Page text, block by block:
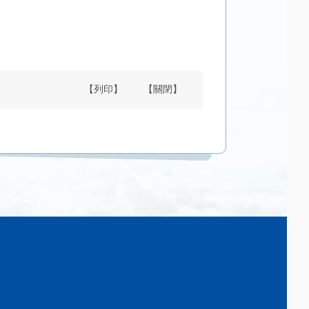
【列印】 【關閉】